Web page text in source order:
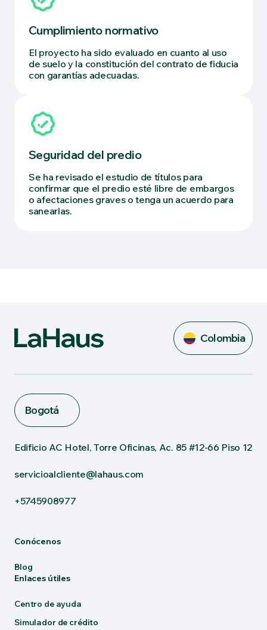
Cumplimiento normativo
El proyecto ha sido evaluado en cuanto al uso
de suelo y la constitución del contrato de fiducia
con garantías adecuadas.
Seguridad del predio
Se ha revisado el estudio de títulos para
confirmar que el predio esté libre de embargos
o afectaciones graves o tenga un acuerdo para
sanearlas.
Colombia
Bogotá
Edificio AC Hotel, Torre Oficinas, Ac. 85 #12-66 Piso 12
servicioalcliente@lahaus.com
+5745908977
Conócenos
Blog
Enlaces útiles
Centro de ayuda
Simulador de crédito